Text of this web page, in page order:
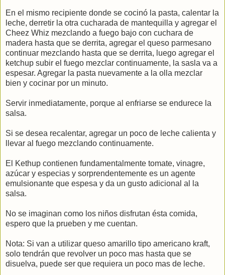
En el mismo recipiente donde se cocinó la pasta, calentar la
leche, derretir la otra cucharada de mantequilla y agregar el
Cheez Whiz mezclando a fuego bajo con cuchara de
madera hasta que se derrita, agregar el queso parmesano
continuar mezclando hasta que se derrita, luego agregar el
ketchup subir el fuego mezclar continuamente, la sasla va a
espesar. Agregar la pasta nuevamente a la olla mezclar
bien y cocinar por un minuto.
Servir inmediatamente, porque al enfriarse se endurece la
salsa.
Si se desea recalentar, agregar un poco de leche calienta y
llevar al fuego mezclando continuamente.
El Kethup contienen fundamentalmente tomate, vinagre,
azúcar y especias y sorprendentemente es un agente
emulsionante que espesa y da un gusto adicional al la
salsa.
No se imaginan como los niños disfrutan ésta comida,
espero que la prueben y me cuentan.
Nota: Si van a utilizar queso amarillo tipo americano kraft,
solo tendrán que revolver un poco mas hasta que se
disuelva, puede ser que requiera un poco mas de leche.